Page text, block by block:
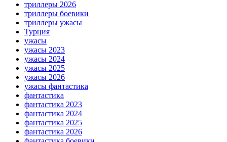
триллеры 2026
триллеры боевики
триллеры ужасы
Турция
ужасы
ужасы 2023
ужасы 2024
ужасы 2025
ужасы 2026
ужасы фантастика
фантастика
фантастика 2023
фантастика 2024
фантастика 2025
фантастика 2026